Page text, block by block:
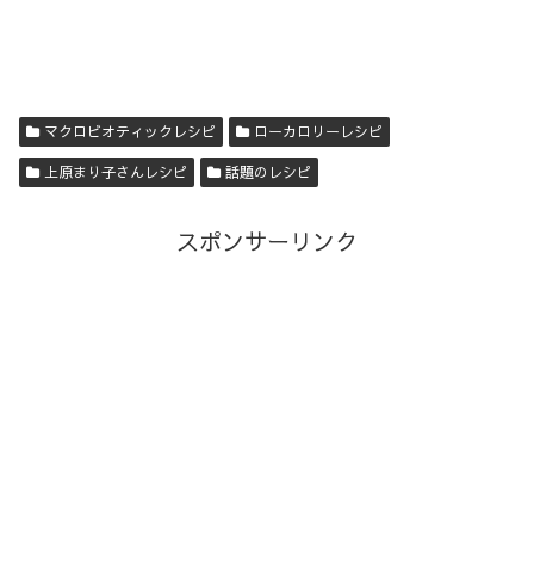
マクロビオティックレシピ ローカロリーレシピ
上原まり子さんレシピ 話題のレシピ
スポンサーリンク